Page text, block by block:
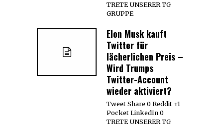
TRETE UNSERER TG
GRUPPE
Elon Musk kauft
Twitter für
lächerlichen Preis –
Wird Trumps
Twitter-Account
wieder aktiviert?
Tweet Share 0 Reddit +1
Pocket LinkedIn 0
TRETE UNSERER TG